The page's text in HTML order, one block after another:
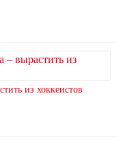
из хоккеистов